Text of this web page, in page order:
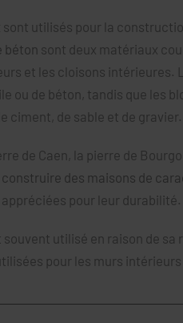
utilisés pour la
béton sont deux matériaux
et les cloisons intérieures.
ou de béton, tandis que les
ciment, de sable et de gravier.
de Caen, la pierre de
construire des maisons de
pour leur durabilité.
utilisé en raison de sa
pour les murs